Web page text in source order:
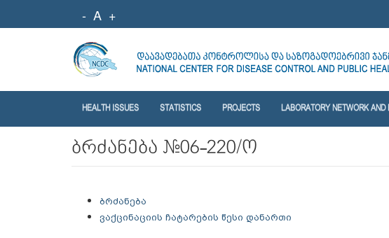
- A +
HEALTH ISSUES STATISTICS PROJECTS LABORATORY NETWORK
ბრძანება #06-220/ო
ბრძანება
ვაქცინაციის ჩატარების წესი დანართი